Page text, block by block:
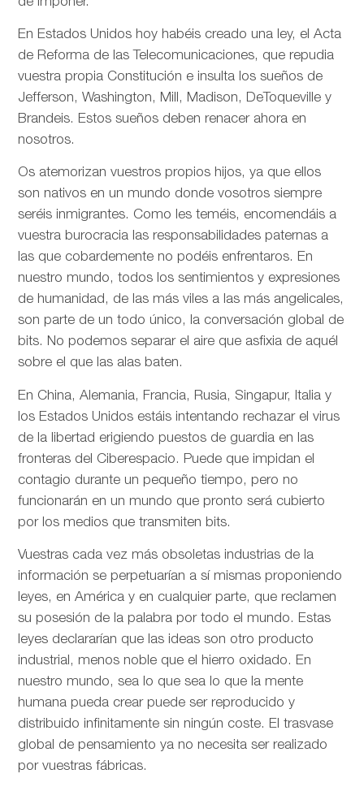
En Estados Unidos hoy habéis creado una ley, el Acta
de Reforma de las Telecomunicaciones, que repudia
vuestra propia Constitución e insulta los sueños de
Jefferson, Washington, Mill, Madison, DeToqueville y
Brandeis. Estos sueños deben renacer ahora en
nosotros.
Os atemorizan vuestros propios hijos, ya que ellos
son nativos en un mundo donde vosotros siempre
seréis inmigrantes. Como les teméis, encomendáis a
vuestra burocracia las responsabilidades paternas a
las que cobardemente no podéis enfrentaros. En
nuestro mundo, todos los sentimientos y expresiones
de humanidad, de las más viles a las más angelicales,
son parte de un todo único, la conversación global de
bits. No podemos separar el aire que asfixia de aquél
sobre el que las alas baten.
En China, Alemania, Francia, Rusia, Singapur, Italia y
los Estados Unidos estáis intentando rechazar el virus
de la libertad erigiendo puestos de guardia en las
fronteras del Ciberespacio. Puede que impidan el
contagio durante un pequeño tiempo, pero no
funcionarán en un mundo que pronto será cubierto
por los medios que transmiten bits.
Vuestras cada vez más obsoletas industrias de la
información se perpetuarían a sí mismas proponiendo
leyes, en América y en cualquier parte, que reclamen
su posesión de la palabra por todo el mundo. Estas
leyes declararían que las ideas son otro producto
industrial, menos noble que el hierro oxidado. En
nuestro mundo, sea lo que sea lo que la mente
humana pueda crear puede ser reproducido y
distribuido infinitamente sin ningún coste. El trasvase
global de pensamiento ya no necesita ser realizado
por vuestras fábricas.